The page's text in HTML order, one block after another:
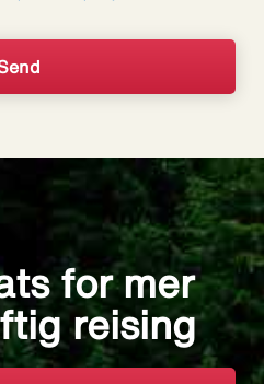
for mer
reising